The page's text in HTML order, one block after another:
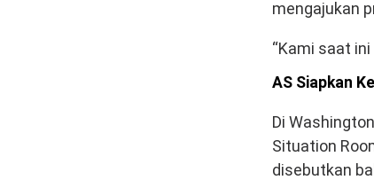
mengajukan
“Kami saat
AS Siapkan
Di
Situation
disebutkan